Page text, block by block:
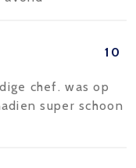
10
chef. was op
super schoon